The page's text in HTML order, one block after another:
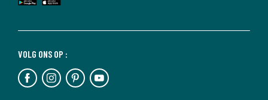
VOLG ONS OP :